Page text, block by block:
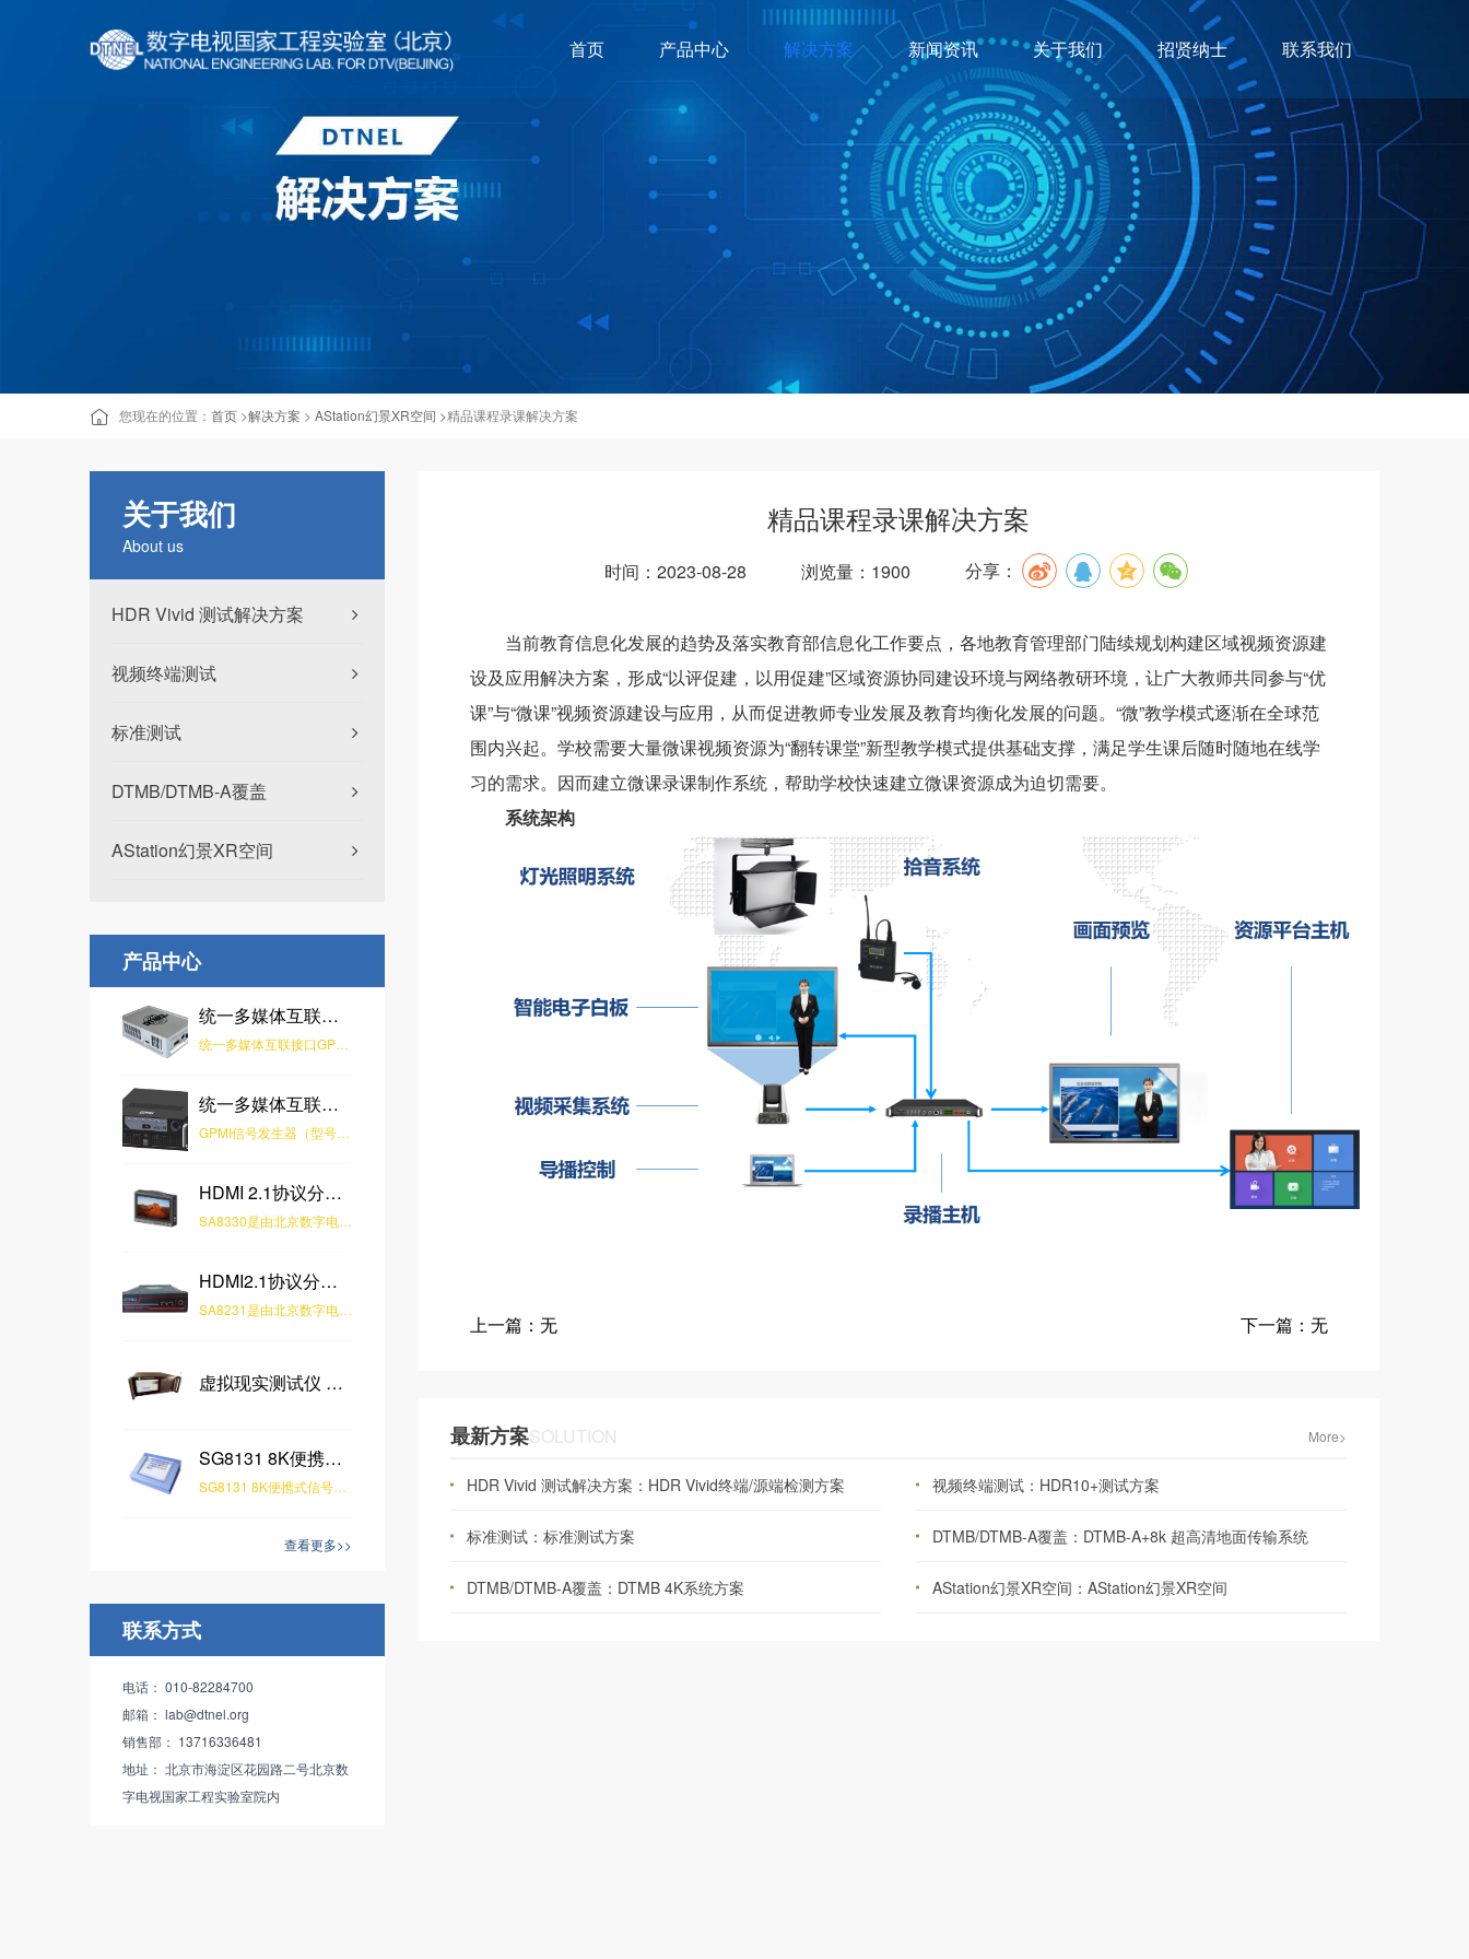
首页 产品中心 解决方案 新闻资讯 关于我们 招贤纳士 联系我们
您现在的位置： 首页 >解决方案 > AStation幻景XR空间 >精品课程录课解决方案
关于我们
About us
HDR Vivid 测试解决方案
视频终端测试
标准测试
DTMB/DTMB-A覆盖
AStation幻景XR空间
产品中心
统一多媒体互联接口 GPMI 转换器
统一多媒体互联接口GPMI转换器 是由北京数字电视国家工程实验室研发，该产品可实现GPMI与HDMI之间的协议互转，通过搭配实验室研发的多款信号生器产品，可实现多种格式的视音频测试信号输出。
统一多媒体互联接口 GPMI 信号发生器
GPMI信号发生器（型号：GPMI-VG10）是由北京数字电视国家工程实验室和中国电子技术标准化研究院联合研制的用于GPMI宿设备测试的专用设备，用于对遵循T/SUCA 003.5-2025《通用多媒体接口一致性测试规范 第3部分：宿设备》 标准的GPMI设备进行一致性测试，测试覆盖音视频适配器层。GPMI-VG10实现了用户人机交互、CTS测试项目展示与测试、测试参数配置、DCCD读取及解析等功能。
HDMI 2.1协议分析仪-SA8330
SA8330是由北京数字电视国家工程实验室全自主研发的，具有HDMI2.1 INPUT和OUTPUT接口的检测分析仪器。该产品支持HDMI2.1接口全速率并向下兼容，同时支持HDMI2.1 Generator与Analyzer功能。Generator支持10K分辨率，支持420Hz刷新率，支持HDCP1.4/2.3，支持EDID、CEC、VRR、ALLM等功能；Analyzer支持对Video、Audio、Link、HDCP数据分析，支持EDID修改及写入，支持InfoFrame抓取及解析，支持PassThrough功能。该产品适用于对HDMI接口终端进行测试验证，对HDMI接口源端进行音视频数据分析，可广泛应用于电视机、显示器、机顶盒、信号源、播放机等产品测试。
HDMI2.1协议分析仪-SA8231
SA8231是由北京数字电视国家工程实验室全自主研发的，具有HDMI2.1 INPUT和OUTPUT接口的协议分析仪。该产品支持HDMI2.1接口全速率并向下兼容，同时支持HDMI2.1 Generator与Analyzer功能。Generator支持10K分辨率，支持420Hz刷新率，支持HDCP1.4/2.3，支持EDID、CEC、VRR、ALLM等功能；Analyzer支持对Video、Audio、Link、HDCP数据分析，支持EDID修改及写入，支持InfoFrame抓取及解析，支持PassThrough功能。该产品适用于对HDMI接口终端进行测试验证，对HDMI接口源端进行音视频数据分析，可广泛应用于电视机、显示器、机顶盒、信号源、播放机等产品测试。
虚拟现实测试仪 VR TESTER-SG8012
SG8131 8K便携式信号发生器
SG8131 8K便携式信号发生器，具有48Gbps带宽的HDMI2.1接口，分辨率最高可支持10K，帧率最高可支持420Hz，
查看更多>>
联系方式
电话： 010-82284700
邮箱： lab@dtnel.org
销售部： 13716336481
地址： 北京市海淀区花园路二号北京数
字电视国家工程实验室院内
精品课程录课解决方案
时间：2023-08-28 浏览量：1900 分享：
当前教育信息化发展的趋势及落实教育部信息化工作要点，各地教育管理部门陆续规划构建区域视频资源建
设及应用解决方案，形成“以评促建，以用促建”区域资源协同建设环境与网络教研环境，让广大教师共同参与“优
课”与“微课”视频资源建设与应用，从而促进教师专业发展及教育均衡化发展的问题。“微”教学模式逐渐在全球范
围内兴起。学校需要大量微课视频资源为“翻转课堂”新型教学模式提供基础支撑，满足学生课后随时随地在线学
习的需求。因而建立微课录课制作系统，帮助学校快速建立微课资源成为迫切需要。
系统架构
上一篇：无 下一篇：无
最新方案SOLUTION More>
HDR Vivid 测试解决方案：HDR Vivid终端/源端检测方案 视频终端测试：HDR10+测试方案
标准测试：标准测试方案 DTMB/DTMB-A覆盖：DTMB-A+8k 超高清地面传输系统
DTMB/DTMB-A覆盖：DTMB 4K系统方案 AStation幻景XR空间：AStation幻景XR空间